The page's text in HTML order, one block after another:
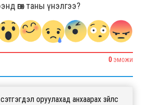
өгөх таны үнэлгээ?
0 ЭМОЖИ
оруулахад анхаарах зүйлс